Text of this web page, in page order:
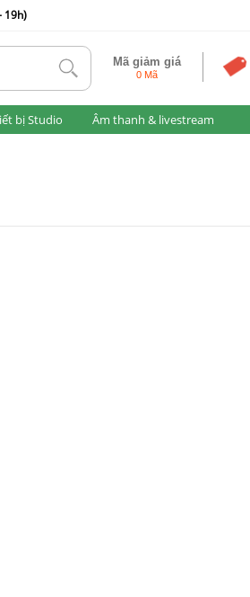
19h)
tlk Mã giảm giá
0 Mã
bị Studio Âm thanh & livestream